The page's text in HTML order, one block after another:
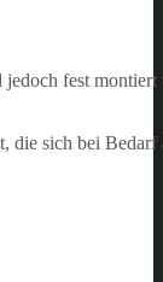
fest
die sich bei